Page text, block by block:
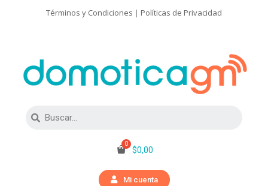
Términos y Condiciones | Políticas de Privacidad
$0,00
Mi cuenta